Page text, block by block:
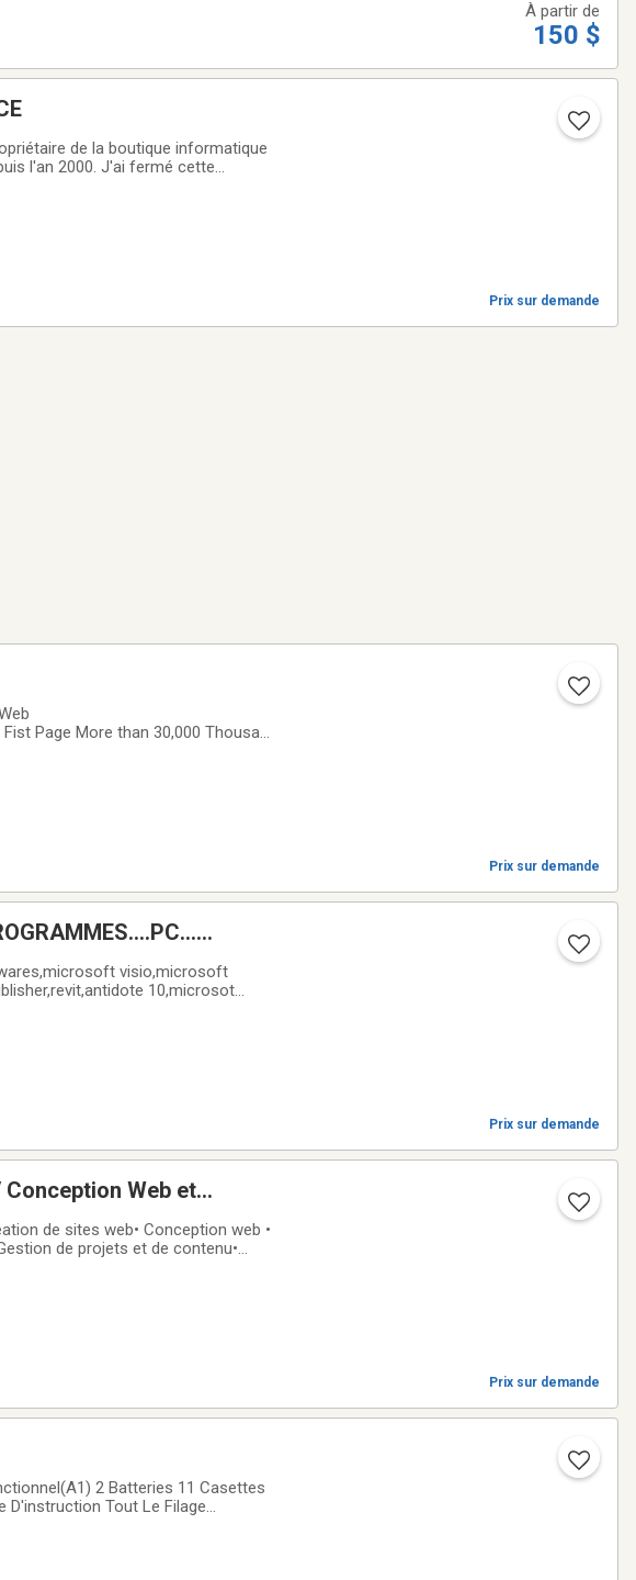
À partir de
150 $
de la boutique informatique
l'an 2000. J'ai fermé cette
Prix sur demande
Page More than 30,000 Thousand
Prix sur demande
visio,microsoft
10,microsot
Prix sur demande
Web et
de sites web• Conception web •
de projets et de contenu•
Prix sur demande